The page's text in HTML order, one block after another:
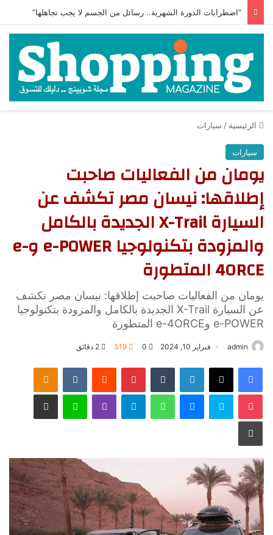
“اضطرابات الدورة الشهرية.. رسائل من الجسم لا يجب تجاهلها”
الرئيسية / سيارات
سيارات
يومان من الفعاليات صاحبت
إطلاقها: نيسان مصر تكشف عن
السيارة X-Trail الجديدة بالكامل
والمزودة بتكنولوجيا e-POWER وe-
4ORCE المتطورة
يومان من الفعاليات صاحبت إطلاقها: نيسان مصر تكشف
عن السيارة X-Trail الجديدة بالكامل والمزودة بتكنولوجيا
e-POWER وe-4ORCE المتطورة
admin فبراير 10, 2024 0
519
فيسبوك لينكدإن بينتيريست
سكايب واتساب لاين